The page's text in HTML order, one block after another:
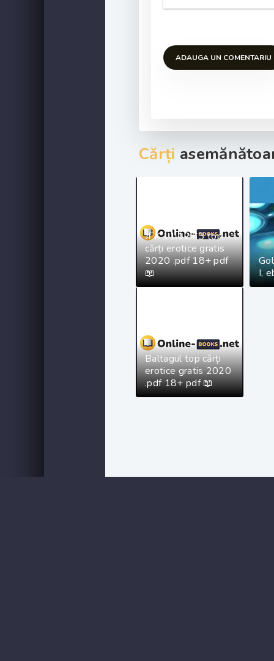
ADAUGA UN COMENTARIU
Cărți
JFK 11.12.63 top
cărți erotice gratis
2020 .pdf 18+ pdf
📖
I,
Baltagul top cărți
erotice gratis 2020
.pdf 18+ pdf 📖